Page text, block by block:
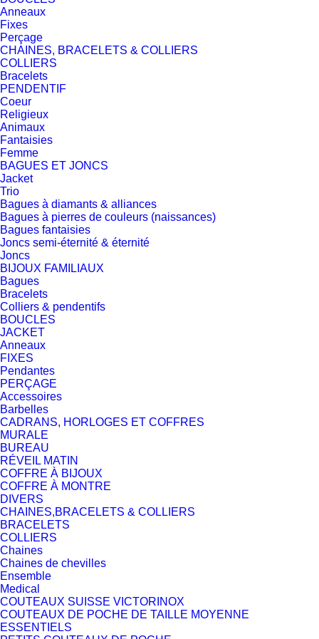
Anneaux
Fixes
Perçage
CHAINES, BRACELETS & COLLIERS
COLLIERS
Bracelets
PENDENTIF
Coeur
Religieux
Animaux
Fantaisies
Femme
BAGUES ET JONCS
Jacket
Trio
Bagues à diamants & alliances
Bagues à pierres de couleurs (naissances)
Bagues fantaisies
Joncs semi-éternité & éternité
Joncs
BIJOUX FAMILIAUX
Bagues
Bracelets
Colliers & pendentifs
BOUCLES
JACKET
Anneaux
FIXES
Pendantes
PERÇAGE
Accessoires
Barbelles
CADRANS, HORLOGES ET COFFRES
MURALE
BUREAU
RÉVEIL MATIN
COFFRE À BIJOUX
COFFRE À MONTRE
DIVERS
CHAINES,BRACELETS & COLLIERS
BRACELETS
COLLIERS
Chaines
Chaines de chevilles
Ensemble
Medical
COUTEAUX SUISSE VICTORINOX
COUTEAUX DE POCHE DE TAILLE MOYENNE
ESSENTIELS